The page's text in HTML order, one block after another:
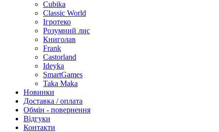
Cubika
Classic World
Ігротеко
Розумний лис
Книголав
Frank
Castorland
Ideyka
SmartGames
Taka Maka
Новинки
Доставка / оплата
Обмін - повернення
Відгуки
Контакти